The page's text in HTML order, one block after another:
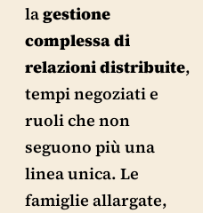
lagestione
complessa di
relazioni distribuite,
tempi negoziati e
ruoli che non
seguono più una
linea unica. Le
famiglie allargate,